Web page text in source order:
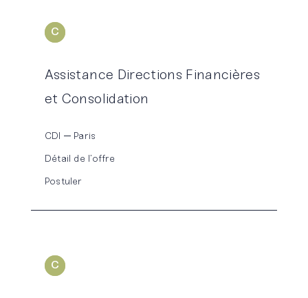
C ONSOLIDATION
Assistance Directions Financières
et Consolidation
CDI Paris
Détail de l’offre
Postuler
C ONSOLIDATION